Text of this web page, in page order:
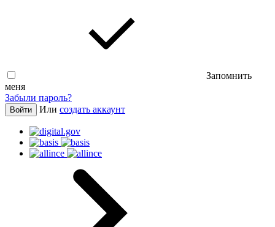
Запомнить
меня
Забыли пароль?
Войти Или создать аккаунт